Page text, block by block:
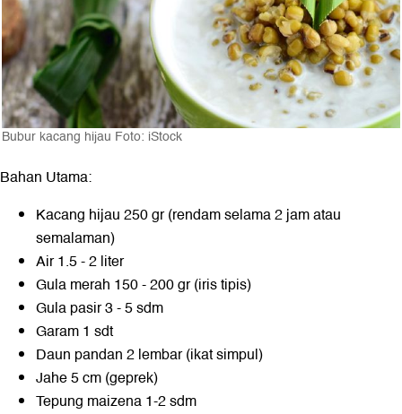
Bubur kacang hijau Foto: iStock
Bahan Utama:
Kacang hijau 250 gr (rendam selama 2 jam atau
semalaman)
Air 1.5 - 2 liter
Gula merah 150 - 200 gr (iris tipis)
Gula pasir 3 - 5 sdm
Garam 1 sdt
Daun pandan 2 lembar (ikat simpul)
Jahe 5 cm (geprek)
Tepung maizena 1-2 sdm